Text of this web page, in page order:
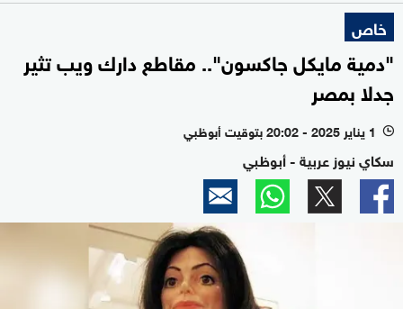
خاص
"دمية مايكل جاكسون".. مقاطع دارك ويب تثير
جدلا بمصر
l 1 يناير 2025 - 20:02 بتوقيت أبوظبي
سكاي نيوز عربية - أبوظبي